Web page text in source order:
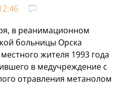
в реанимационном
больницы Орска
жителя 1993 года
в медучреждение с
отравления метанолом